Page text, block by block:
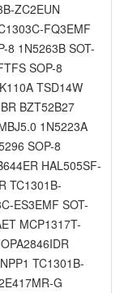
ZC2EUN
FQ3EMF
8 1N5263B SOT-
SOP-8
TSD14W
BZT52B27
1N5223A
SOP-8
HAL505SF-
TC1301B-
ES3EMF SOT-
MCP1317T-
TC1301B-
G